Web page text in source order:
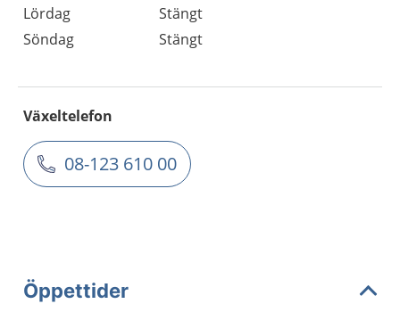
Lördag
Stängt
Söndag
Stängt
Växeltelefon
08-123 610 00
Öppettider